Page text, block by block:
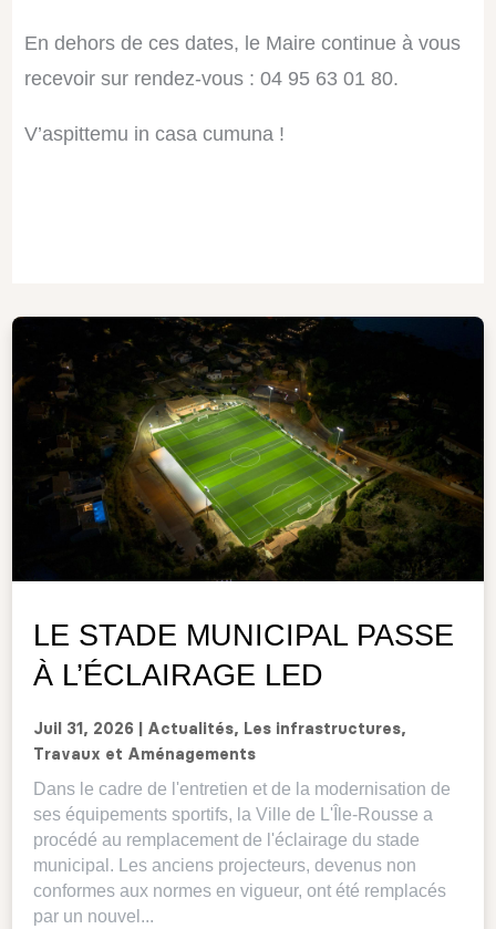
En dehors de ces dates, le Maire continue à vous
recevoir sur rendez-vous : 04 95 63 01 80.
V’aspittemu in casa cumuna !
LE STADE MUNICIPAL PASSE
À L’ÉCLAIRAGE LED
Juil 31, 2026 Actualités, Les infrastructures,
Travaux et Aménagements
Dans le cadre de l'entretien et de la modernisation de
ses équipements sportifs, la Ville de L'Île-Rousse a
procédé au remplacement de l'éclairage du stade
municipal. Les anciens projecteurs, devenus non
conformes aux normes en vigueur, ont été remplacés
par un nouvel...